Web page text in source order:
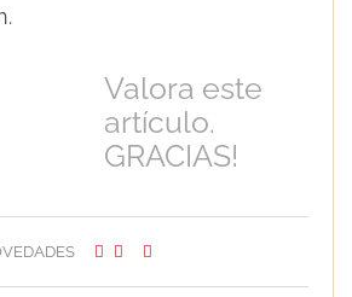
Valora este
artículo.
GRACIAS!